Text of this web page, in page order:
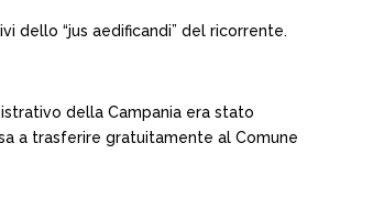
dello “jus aedificandi” del ricorrente.
della Campania era stato
a trasferire gratuitamente al Comune